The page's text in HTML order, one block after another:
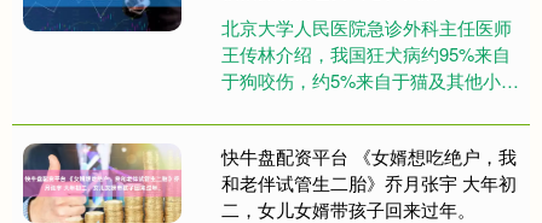
北京大学人民医院急诊外科主任医师
王传林介绍，我国狂犬病约95%来自
于狗咬伤，约5%来自于猫及其他小动
养猫如果不和外界接触，或者打....
快牛盘配资平台 《女婿想吃绝户，我
和老伴试管生二胎》乔月张宇 大年初
二，女儿女婿带孩子回来过年。